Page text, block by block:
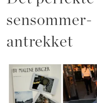
sensommer-
antrekket